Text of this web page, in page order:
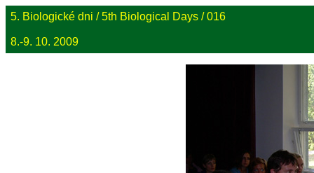
5. Biologické dni / 5th Biological Days / 016
8.-9. 10. 2009